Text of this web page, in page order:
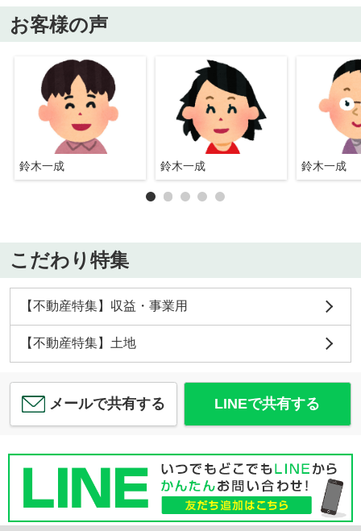
お客様の声
鈴木一成 鈴木一成 鈴木一成
こだわり特集
【不動産特集】収益・事業用
【不動産特集】土地
メールで共有する LINEで共有する